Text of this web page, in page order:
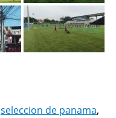
seleccion de panama,